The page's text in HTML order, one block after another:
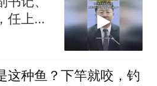
任上被
区区
省脱贫
这种鱼？下竿就咬，钓